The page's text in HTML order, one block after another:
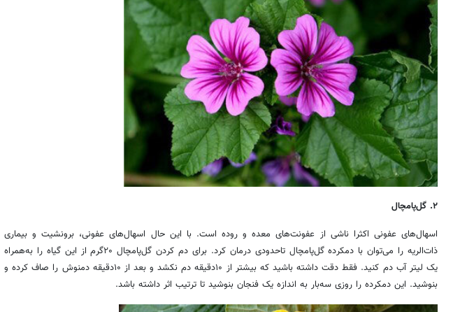
۲. گل‌پامچال
اسهال‌های عفونی اکثرا ناشی از عفونت‌های معده و روده است. با این حال اسهال‌های عفونی، برونشیت و بیماری
ذات‌الریه را می‌توان با دمکرده گل‌پامچال تاحدودی درمان کرد. برای دم کردن گل‌پامچال ۲۰گرم از این گیاه را به‌همراه
یک لیتر آب دم کنید. فقط دقت داشته باشید که بیشتر از ۱۰‌دقیقه دم نکشد و بعد از ۱۰‌دقیقه دمنوش را صاف کرده و
بنوشید. این دمکرده را روزی سه‌بار به اندازه یک فنجان بنوشید تا ترتیب اثر داشته باشد.